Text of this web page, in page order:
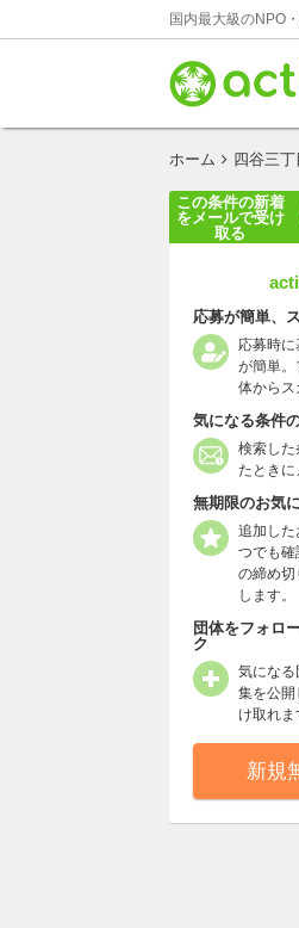
国内最大級のNPO
ホーム 四谷三
この条件の新着
をメールで受け
取る
応募が簡単、
応募時
が簡単。
体からス
気になる条件
検索した
たときに
無期限のお気
追加した
つでも確
の締め切
します。
団体をフォロ
ク
気になる
集を公開
け取れま
新規